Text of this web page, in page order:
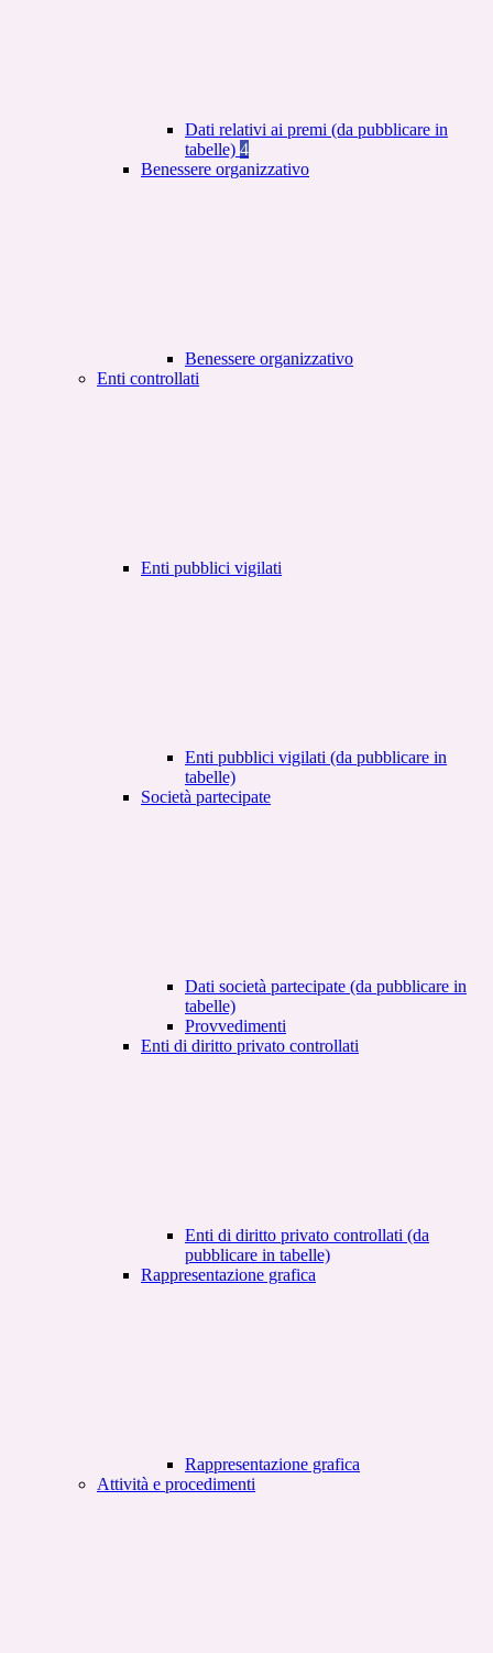
Dati relativi ai premi (da pubblicare in
tabelle) 4
Benessere organizzativo
Benessere organizzativo
Enti controllati
Enti pubblici vigilati
Enti pubblici vigilati (da pubblicare in
tabelle)
Società partecipate
Dati società partecipate (da pubblicare in
tabelle)
Provvedimenti
Enti di diritto privato controllati
Enti di diritto privato controllati (da
pubblicare in tabelle)
Rappresentazione grafica
Rappresentazione grafica
Attività e procedimenti